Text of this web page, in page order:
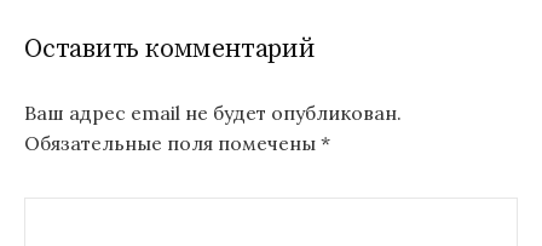
Оставить комментарий
Ваш адрес email не будет опубликован.
Обязательные поля помечены *